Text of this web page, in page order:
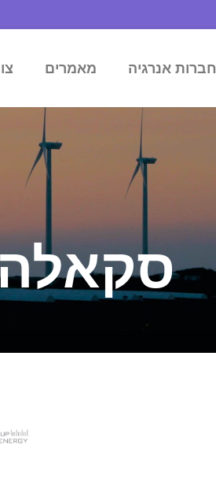
חברות אנרגיה מאמרים
סקאלה